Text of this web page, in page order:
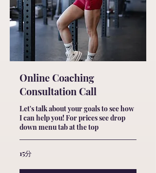
Online Coaching
Consultation Call
Let's talk about your goals to see how
I can help you! For prices see drop
down menu tab at the top
15分